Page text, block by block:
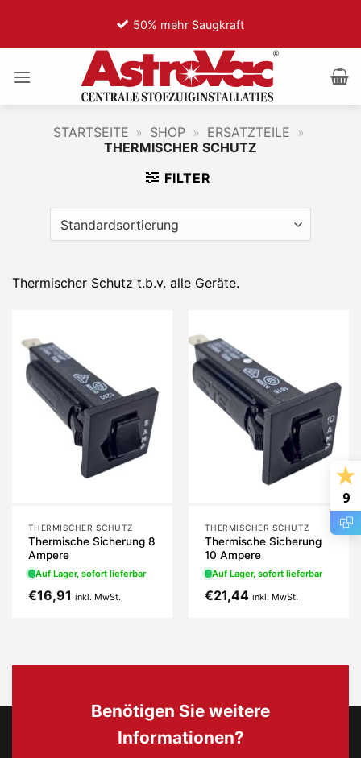
springen
50% mehr Saugkraft
STARTSEITE » SHOP » ERSATZTEILE »
THERMISCHER SCHUTZ
FILTER
Thermischer Schutz t.b.v. alle Geräte.
THERMISCHER SCHUTZ
Thermische Sicherung 8
Ampere
Auf Lager, sofort lieferbar
€16,91 inkl. MwSt.
THERMISCHER SCHUTZ
Thermische Sicherung
10 Ampere
Auf Lager, sofort lieferbar
€21,44 inkl. MwSt.
Benötigen Sie weitere
Informationen?
9